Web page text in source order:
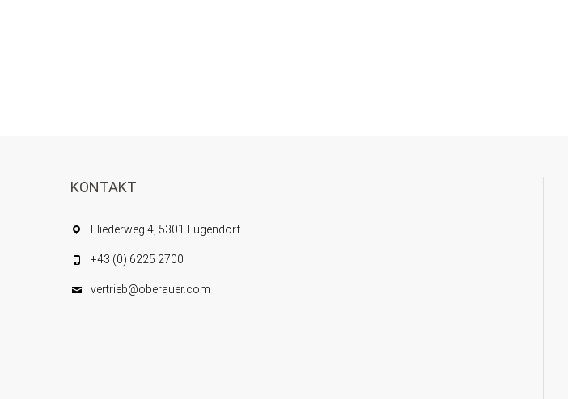
KONTAKT
Fliederweg 4, 5301 Eugendorf
+43 (0) 6225 2700
vertrieb@oberauer.com